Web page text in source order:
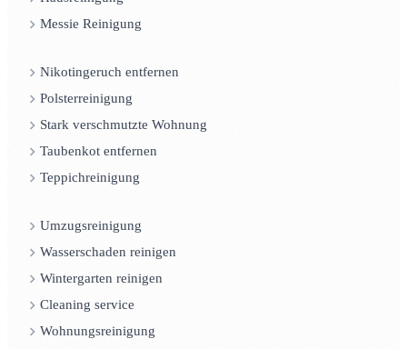
Messie Reinigung
Nikotingeruch entfernen
Polsterreinigung
Stark verschmutzte Wohnung
Taubenkot entfernen
Teppichreinigung
Umzugsreinigung
Wasserschaden reinigen
Wintergarten reinigen
Cleaning service
Wohnungsreinigung